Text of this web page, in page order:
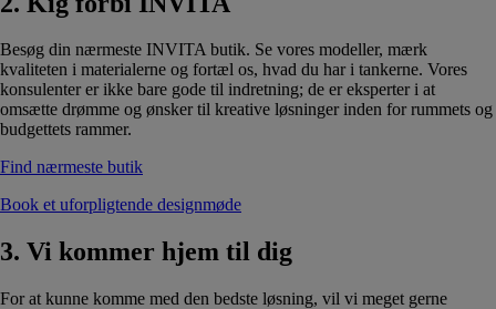
Besøg din nærmeste INVITA butik. Se vores modeller, mærk
kvaliteten i materialerne og fortæl os, hvad du har i tankerne. Vores
konsulenter er ikke bare gode til indretning; de er eksperter i at
omsætte drømme og ønsker til kreative løsninger inden for rummets og
budgettets rammer.
Find nærmeste butik
Book et uforpligtende designmøde
3. Vi kommer hjem til dig
For at kunne komme med den bedste løsning, vil vi meget gerne